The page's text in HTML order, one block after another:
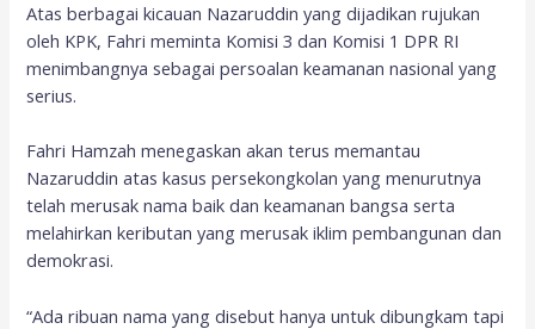
Atas berbagai kicauan Nazaruddin yang dijadikan rujukan
oleh KPK, Fahri meminta Komisi 3 dan Komisi 1 DPR RI
menimbangnya sebagai persoalan keamanan nasional yang
serius.
Fahri Hamzah menegaskan akan terus memantau
Nazaruddin atas kasus persekongkolan yang menurutnya
telah merusak nama baik dan keamanan bangsa serta
melahirkan keributan yang merusak iklim pembangunan dan
demokrasi.
“Ada ribuan nama yang disebut hanya untuk dibungkam tapi